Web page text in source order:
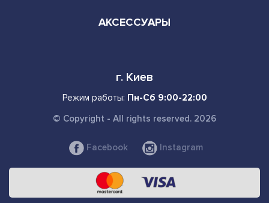
АКСЕССУАРЫ
г. Киев
Режим работы: Пн-Сб 9:00-22:00
© Copyright - All rights reserved. 2026
Facebook Instagram